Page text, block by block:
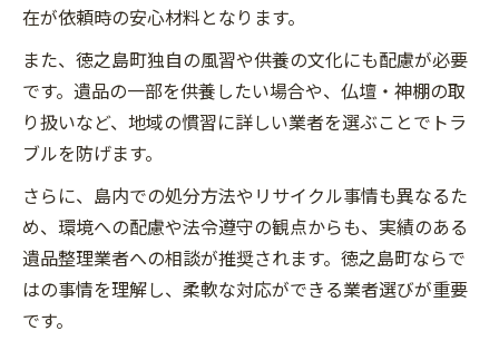
在が依頼時の安心材料となります。
また、徳之島町独自の風習や供養の文化にも配慮が必要
です。遺品の一部を供養したい場合や、仏壇・神棚の取
り扱いなど、地域の慣習に詳しい業者を選ぶことでトラ
ブルを防げます。
さらに、島内での処分方法やリサイクル事情も異なるた
め、環境への配慮や法令遵守の観点からも、実績のある
遺品整理業者への相談が推奨されます。徳之島町ならで
はの事情を理解し、柔軟な対応ができる業者選びが重要
です。